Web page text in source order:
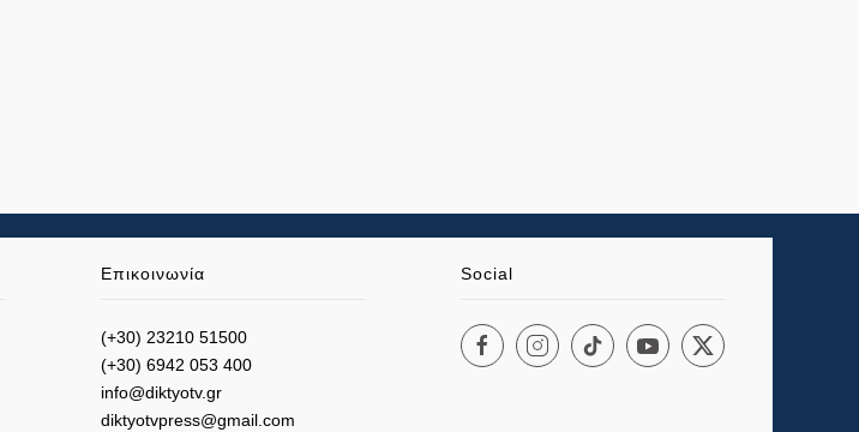
Επικοινωνία
(+30) 23210 51500
(+30) 6942 053 400
info@diktyotv.gr
diktyotvpress@gmail.com
Social